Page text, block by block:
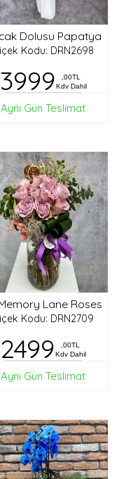
Dolusu Papatya
Kodu: DRN2698
3999
,00TL
Kdv Dahil
Aynı Gün Teslimat
Lane Roses
Kodu: DRN2709
2499
,00TL
Kdv Dahil
Aynı Gün Teslimat